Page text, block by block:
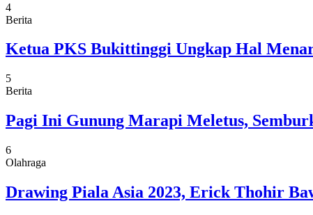
4
Berita
Ketua PKS Bukittinggi Ungkap Hal
5
Berita
Pagi Ini Gunung Marapi Meletus,
6
Olahraga
Drawing Piala Asia 2023, Erick Thohir